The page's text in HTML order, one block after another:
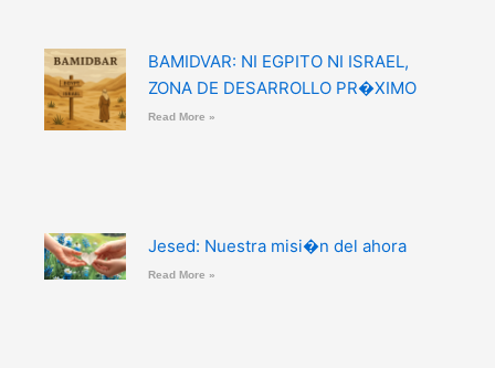
BAMIDVAR: NI EGPITO NI ISRAEL,
ZONA DE DESARROLLO PR�XIMO
Read More »
Jesed: Nuestra misi�n del ahora
Read More »